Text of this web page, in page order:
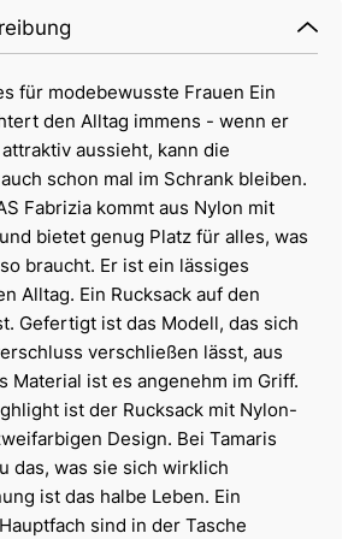
für modebewusste Frauen Ein
den Alltag immens - wenn er
aussieht, kann die
schon mal im Schrank bleiben.
Fabrizia kommt aus Nylon mit
bietet genug Platz für alles, was
braucht. Er ist ein lässiges
Alltag. Ein Rucksack auf den
Gefertigt ist das Modell, das sich
verschließen lässt, aus
Material ist es angenehm im Griff.
ist der Rucksack mit Nylon-
Design. Bei Tamaris
das, was sie sich wirklich
ist das halbe Leben. Ein
sind in der Tasche